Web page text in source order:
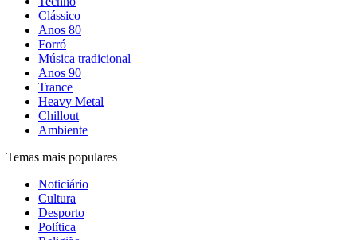
Clássico
Anos 80
Forró
Música tradicional
Anos 90
Trance
Heavy Metal
Chillout
Ambiente
Temas mais populares
Noticiário
Cultura
Desporto
Política